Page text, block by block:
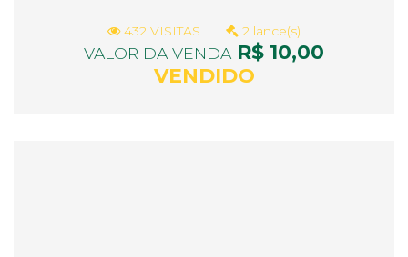
432 VISITAS 2 lance(s)
VALOR DA VENDAR$ 10,00
VENDIDO